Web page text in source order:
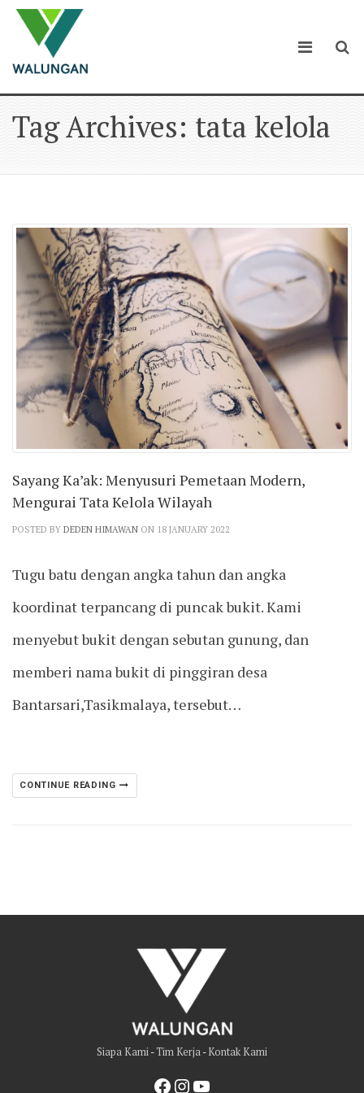
Tag Archives: tata kelola
Sayang Ka’ak: Menyusuri Pemetaan Modern,
Mengurai Tata Kelola Wilayah
POSTED BY DEDEN HIMAWAN ON 18 JANUARY 2022
Tugu batu dengan angka tahun dan angka
koordinat terpancang di puncak bukit. Kami
menyebut bukit dengan sebutan gunung, dan
memberi nama bukit di pinggiran desa
Bantarsari,Tasikmalaya, tersebut…
CONTINUE READING
Siapa Kami-Tim Kerja-Kontak Kami